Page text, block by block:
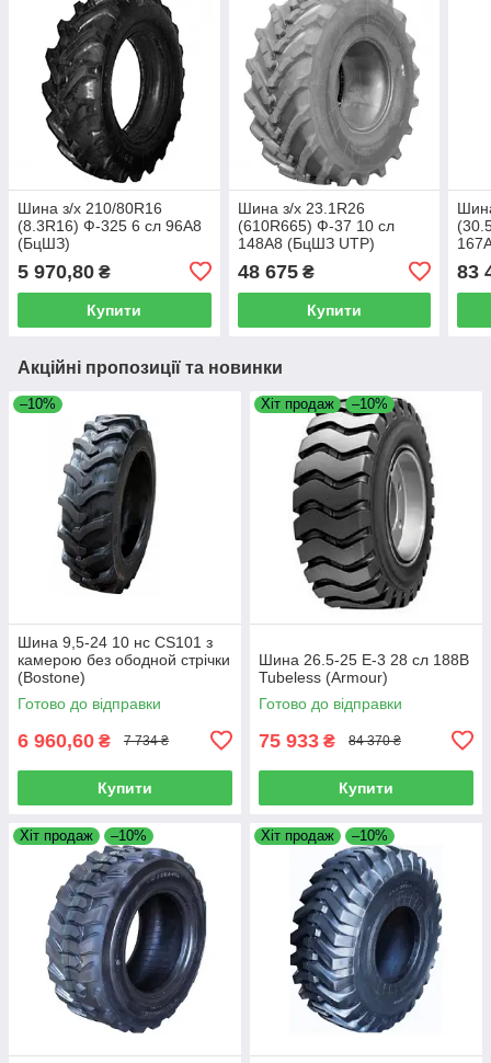
Шина з/х 210/80R16
(8.3R16) Ф-325 6 сл 96А8
(БцШЗ)
5 970,80 ₴
Купити
Шина з/х 23.1R26
(610R665) Ф-37 10 сл
148А8 (БцШЗ UTP)
48 675₴
Купити
83
Акційні пропозиції та новинки
–10%
Шина 9,5-24 10 нс CS101 з
камерою без ободной стрічки
(Bostone)
Готово до відправки
6 960,60 ₴ 7 734 ₴
Купити
Хіт продаж –10%
Шина 26.5-25 E-3 28 сл 188B
Tubeless (Armour)
Готово до відправки
75 933 ₴ 84 370 ₴
Купити
Хіт продаж –10% Хіт продаж –10%